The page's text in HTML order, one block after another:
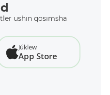
ushın qosımsha
Júklew
App Store